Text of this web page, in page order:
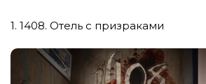
1. 1408. Отель с призраками